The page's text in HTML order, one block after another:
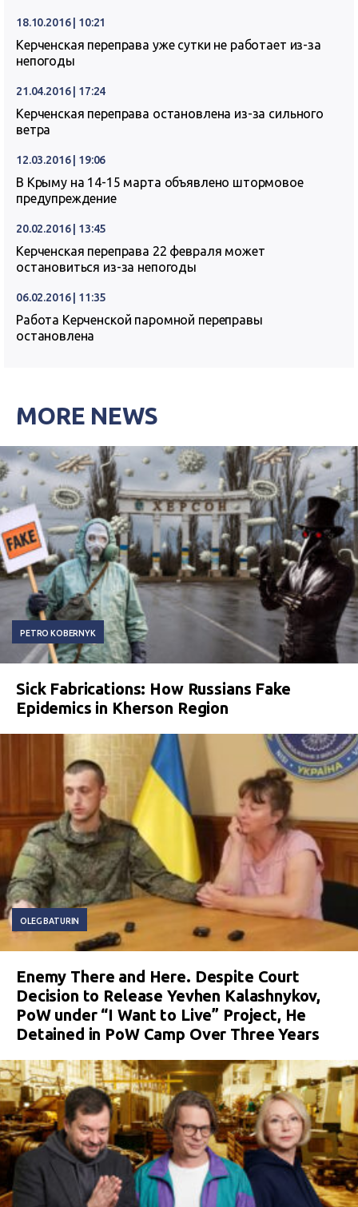
18.10.2016 | 10:21
Керченская переправа уже сутки не работает из-за
непогоды
21.04.2016 | 17:24
Керченская переправа остановлена из-за сильного
ветра
12.03.2016 | 19:06
В Крыму на 14-15 марта объявлено штормовое
предупреждение
20.02.2016 | 13:45
Керченская переправа 22 февраля может
остановиться из-за непогоды
06.02.2016 | 11:35
Работа Керченской паромной переправы
остановлена
MORE NEWS
PETRO KOBERNYK
Sick Fabrications: How Russians Fake
Epidemics in Kherson Region
OLEG BATURIN
Enemy There and Here. Despite Court
Decision to Release Yevhen Kalashnykov,
PoW under “I Want to Live” Project, He
Detained in PoW Camp Over Three Years